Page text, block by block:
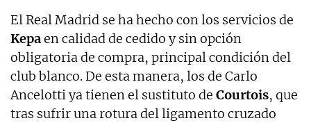
El Real Madrid se ha hecho con los servicios de
Kepaen calidad de cedido y sin opción
obligatoria de compra, principal condición del
club blanco. De esta manera, los de Carlo
Ancelotti ya tienen el sustituto de Courtois, que
tras sufrir una rotura del ligamento cruzado